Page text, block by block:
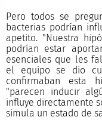
Pero todos se
bacterias podrían
apetito. "Nuestra
podrían estar
esenciales que les
el equipo se dio
confirmaban esta
"parecen inducir
influye directamente
simula un estado de